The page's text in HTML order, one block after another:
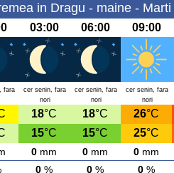
in Dragu - maine -
03:00 06:00 09:00
fara
cer senin, fara
nori
cer senin, fara
nori
cer senin, fara
nori
18°C 18°C 26°C
15°C 15°C 25°C
0 mm 0 mm 0 mm
0 % 0 % 0 %